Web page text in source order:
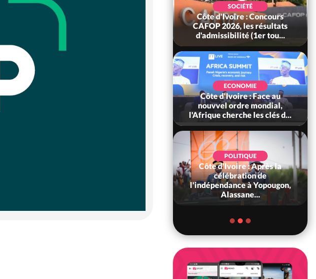
Côte d'Ivoire : Leleblé, le
Commandant KOUAME
Djahan Norbert, Nouveau
SOCIÉTÉ
Côte d'Ivoire : Concours
CAFOP 2026, les résultats
d'admissibilité (1er tou...
ECONOMIE
Côte d'Ivoire : Face au
nouvvel ordre mondial,
l'Afrique cherche les clés d...
POLITIQUE
Côte d'Ivoire : Après la
célébration de
l'indépendance à Yopougon,
Alassane...